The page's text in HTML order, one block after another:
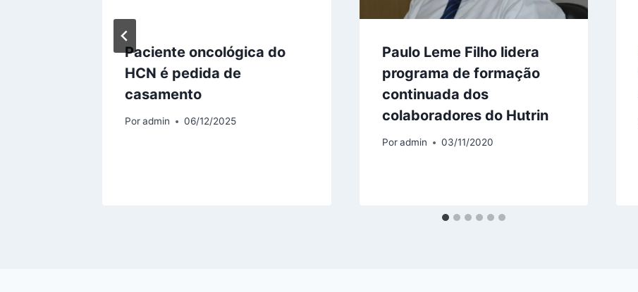
Paciente oncológica do
HCN é pedida de
casamento
Poradmin 06/12/2025
Paulo Leme Filho lidera
programa de formação
continuada dos
colaboradores do Hutrin
Por admin 03/11/2020